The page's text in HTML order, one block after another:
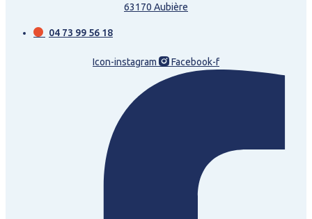
63170 Aubière
04 73 99 56 18
Icon-instagram Facebook-f